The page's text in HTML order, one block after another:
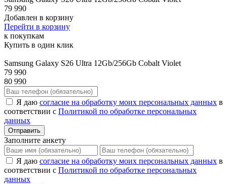
79 990
Добавлен в корзину
Перейти в корзину
к покупкам
Купить в один клик
Samsung Galaxy S26 Ultra 12Gb/256Gb Cobalt Violet
79 990
80 990
Я даю согласие на обработку моих персональных данных в
соответствии с Политикой по обработке персональных
данных
Отправить
Заполните анкету
Я даю согласие на обработку моих персональных данных в
соответствии с Политикой по обработке персональных
данных